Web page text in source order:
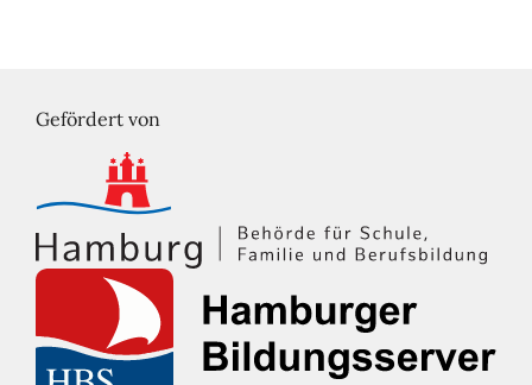
Gefördert von